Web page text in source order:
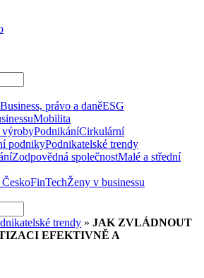
Business, právo a daněESG
Mobilita
výrobyPodnikáníCirkulární
podnikyPodnikatelské trendy
Zodpovědná společnostMalé a střední
FinTechŽeny v businessu
trendy » JAK ZVLÁDNOUT
EFEKTIVNĚ A